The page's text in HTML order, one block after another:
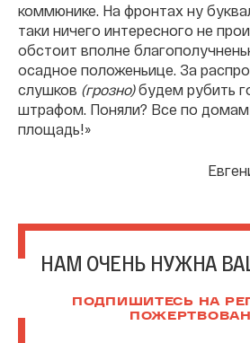
коммюнике. На фронтах ну
таки ничего интересного не
обстоит вполне
осадное положеньице. За
слушков (грозно)будем рубить
штрафом. Поняли? Все по
площадь!»
НАМ ОЧЕНЬ НУЖНА
ПОДПИШИТЕСЬ НА